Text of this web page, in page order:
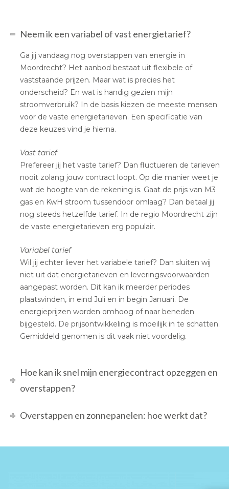
Neem ik een variabel of vast energietarief?
Ga jij vandaag nog overstappen van energie in
Moordrecht? Het aanbod bestaat uit flexibele of
vaststaande prijzen. Maar wat is precies het
onderscheid? En wat is handig gezien mijn
stroomverbruik? In de basis kiezen de meeste mensen
voor de vaste energietarieven. Een specificatie van
deze keuzes vind je hierna.
Vast tarief
Prefereer jij het vaste tarief? Dan fluctueren de tarieven
nooit zolang jouw contract loopt. Op die manier weet je
wat de hoogte van de rekening is. Gaat de prijs van M3
gas en KwH stroom tussendoor omlaag? Dan betaal jij
nog steeds hetzelfde tarief. In de regio Moordrecht zijn
de vaste energietarieven erg populair.
Variabel tarief
Wil jij echter liever het variabele tarief? Dan sluiten wij
niet uit dat energietarieven en leveringsvoorwaarden
aangepast worden. Dit kan ik meerder periodes
plaatsvinden, in eind Juli en in begin Januari. De
energieprijzen worden omhoog of naar beneden
bijgesteld. De prijsontwikkeling is moeilijk in te schatten.
Gemiddeld genomen is dit vaak niet voordelig.
Hoe kan ik snel mijn energiecontract opzeggen en
overstappen?
Overstappen en zonnepanelen: hoe werkt dat?